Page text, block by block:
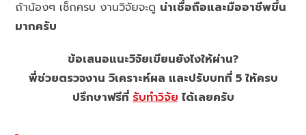
ถ้าน้องๆ เช็กครบ งานวิจัยจะดู น่าเชื่อถือและมืออาชีพขึ้น
มากครับ
ข้อเสนอแนะวิจัยเขียนยังไงให้ผ่าน?
พี่ช่วยตรวจงาน วิเคราะห์ผล และปรับบทที่ 5 ให้ครบ
ปรึกษาฟรีที่รับทำวิจัยได้เลยครับ